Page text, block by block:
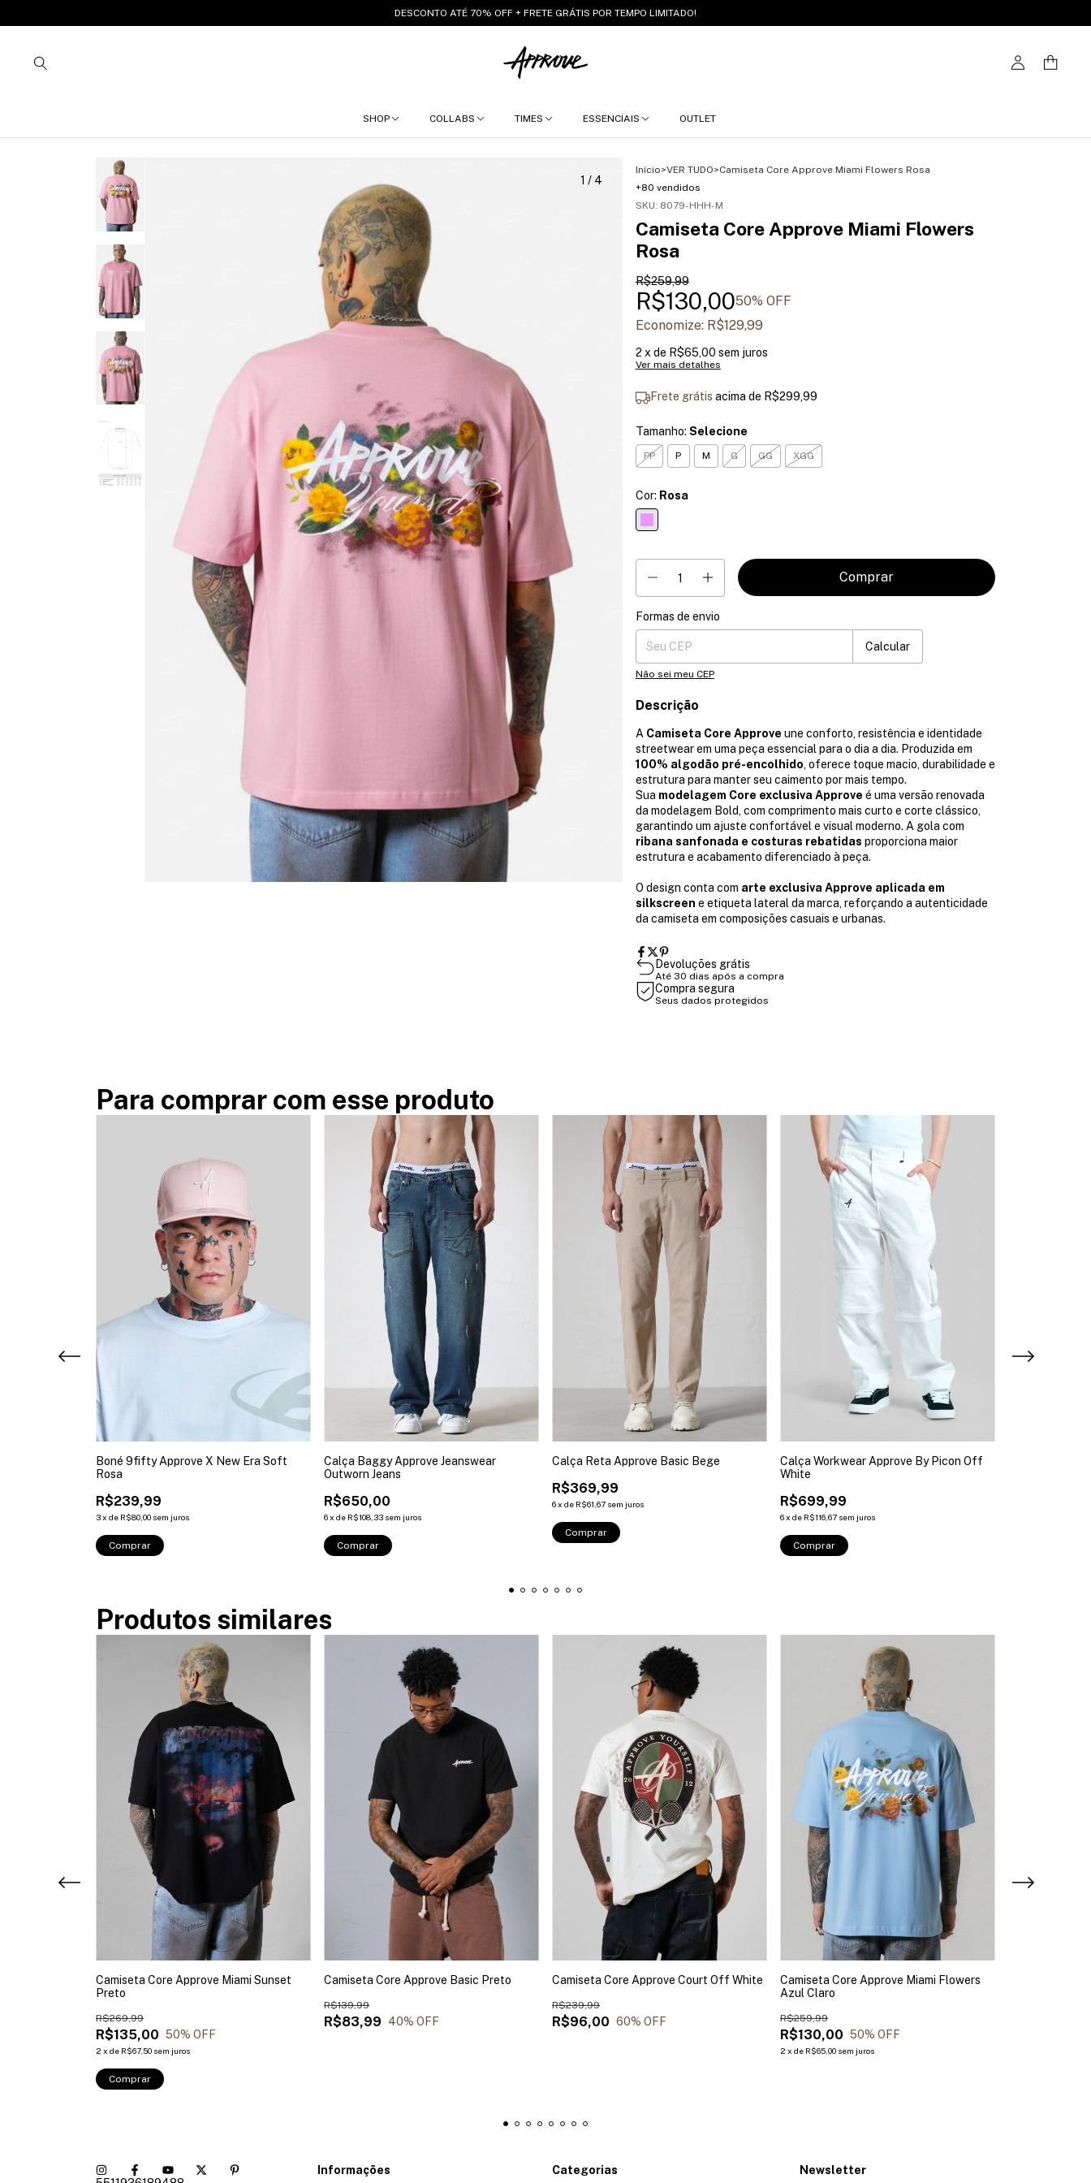
DESCONTO ATÉ 70% OFF + FRETE GRÁTIS POR TEMPO LIMITADO!
SHOP COLLABS TIMES ESSENCIAIS OUTLET
1 / 4
Início>VER TUDO>Camiseta Core Approve Miami Flowers Rosa
+80 vendidos
SKU: 8079-HHH-M
Camiseta Core Approve Miami Flowers
Rosa
R$259,99
R$130,0050% OFF
Economize: R$129,99
2 x de R$65,00 sem juros
Ver mais detalhes
Frete grátis acima de R$299,99
Tamanho: Selecione
PP P M G GG XGG
Cor: Rosa
Entregas para o CEP:
Formas de envio
Calcular
Não sei meu CEP
Descrição
A Camiseta Core Approve une conforto, resistência e identidade
streetwear em uma peça essencial para o dia a dia. Produzida em
100% algodão pré-encolhido, oferece toque macio, durabilidade e
estrutura para manter seu caimento por mais tempo.
Sua modelagem Core exclusiva Approve é uma versão renovada
da modelagem Bold, com comprimento mais curto e corte clássico,
garantindo um ajuste confortável e visual moderno. A gola com
ribana sanfonada e costuras rebatidas proporciona maior
estrutura e acabamento diferenciado à peça.
O design conta com arte exclusiva Approve aplicada em
silkscreen e etiqueta lateral da marca, reforçando a autenticidade
da camiseta em composições casuais e urbanas.
Devoluções grátis
Até 30 dias após a compra
Compra segura
Seus dados protegidos
Para comprar com esse produto
Boné 9fifty Approve X New Era Soft
Rosa
R$239,99
3x de R$80,00 sem juros
Comprar
Calça Baggy Approve Jeanswear
Outworn Jeans
R$650,00
6x de R$108,33 sem juros
Comprar
Calça Reta Approve Basic Bege
R$369,99
6x de R$61,67 sem juros
Comprar
Calça Workwear Approve By Picon Off
White
R$699,99
6x de R$116,67 sem juros
Comprar
Produtos similares
Camiseta Core Approve Miami Sunset
Preto
R$135,00
R$269,99
50% OFF
2 x de R$67,50 sem juros
Comprar
Camiseta Core Approve Basic Preto
R$83,99
R$139,99
40% OFF
Camiseta Core Approve Court Off White
R$96,00
R$239,99
60% OFF
Camiseta Core Approve Miami Flowers
Azul Claro
R$130,00
R$259,99
50% OFF
2 x de R$65,00 sem juros
Informações Categorias Newsletter